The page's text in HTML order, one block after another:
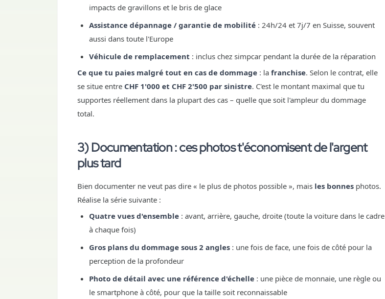
impacts de gravillons et le bris de glace
Assistance dépannage / garantie de mobilité : 24h/24 et 7j/7 en Suisse, souvent
aussi dans toute l'Europe
Véhicule de remplacement : inclus chez simpcar pendant la durée de la réparation
Ce que tu paies malgré tout en cas de dommage : la franchise. Selon le contrat, elle
se situe entre CHF 1'000 et CHF 2'500 par sinistre. C'est le montant maximal que tu
supportes réellement dans la plupart des cas – quelle que soit l'ampleur du dommage
total.
3) Documentation : ces photos t'économisent de l'argent
plus tard
Bien documenter ne veut pas dire « le plus de photos possible », mais les bonnes photos.
Réalise la série suivante :
Quatre vues d'ensemble : avant, arrière, gauche, droite (toute la voiture dans le cadre
à chaque fois)
Gros plans du dommage sous 2 angles : une fois de face, une fois de côté pour la
perception de la profondeur
Photo de détail avec une référence d'échelle : une pièce de monnaie, une règle ou
le smartphone à côté, pour que la taille soit reconnaissable